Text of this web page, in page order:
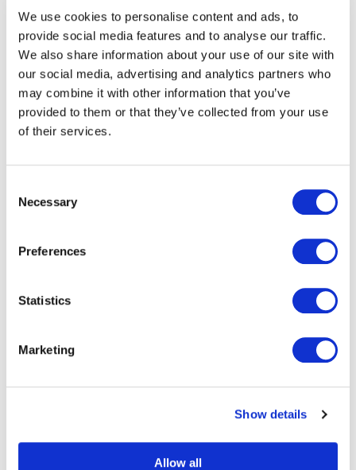
We use cookies to personalise content and ads, to
provide social media features and to analyse our traffic.
We also share information about your use of our site with
our social media, advertising and analytics partners who
may combine it with other information that you’ve
provided to them or that they’ve collected from your use
of their services.
Selection
Necessary
Preferences
Statistics
Marketing
Show details
Allow all
In MijndataPortaal kunt u uw bestanden uitwisselen met
Paragon Customer Communications.
Inloggen Mijndataportaal
Paragon E-commerce Platform